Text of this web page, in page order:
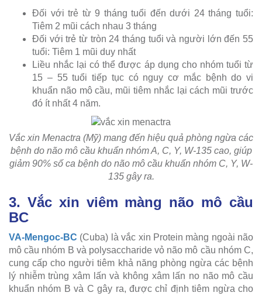
Đối với trẻ từ 9 tháng tuổi đến dưới 24 tháng tuổi:
Tiêm 2 mũi cách nhau 3 tháng
Đối với trẻ từ tròn 24 tháng tuổi và người lớn đến 55
tuổi: Tiêm 1 mũi duy nhất
Liều nhắc lại có thể được áp dụng cho nhóm tuổi từ
15 – 55 tuổi tiếp tục có nguy cơ mắc bệnh do vi
khuẩn não mô cầu, mũi tiêm nhắc lại cách mũi trước
đó ít nhất 4 năm.
Vắc xin Menactra (Mỹ) mang đến hiệu quả phòng ngừa các
bệnh do não mô cầu khuẩn nhóm A, C, Y, W-135 cao, giúp
giảm 90% số ca bệnh do não mô cầu khuẩn nhóm C, Y, W-
135 gây ra.
3. Vắc xin viêm màng não mô cầu
BC
VA-Mengoc-BC (Cuba) là vắc xin Protein màng ngoài não
mô cầu nhóm B và polysaccharide vỏ não mô cầu nhóm C,
cung cấp cho người tiêm khả năng phòng ngừa các bệnh
lý nhiễm trùng xâm lấn và không xâm lấn no não mô cầu
khuẩn nhóm B và C gây ra, được chỉ định tiêm ngừa cho